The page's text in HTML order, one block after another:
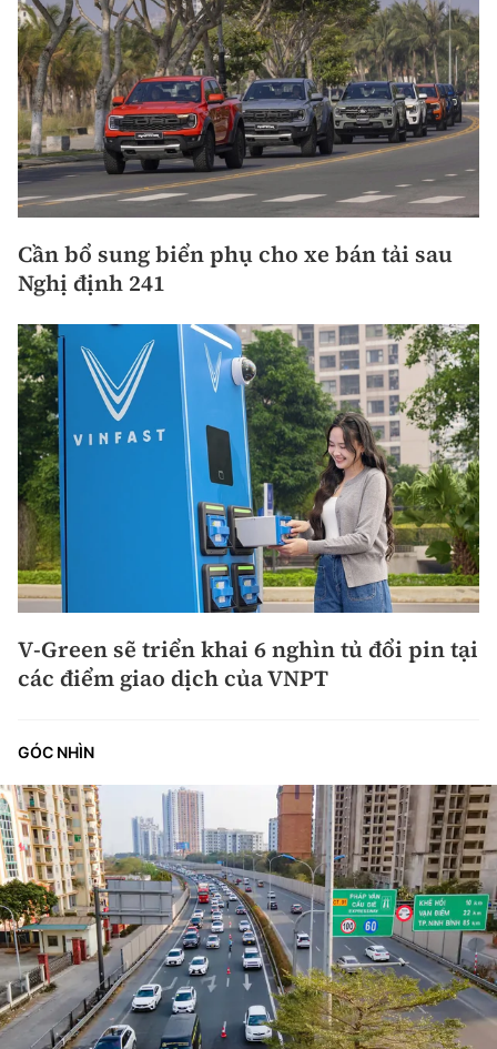
Cần bổ sung biển phụ cho xe bán tải sau
Nghị định 241
V-Green sẽ triển khai 6 nghìn tủ đổi pin tại
các điểm giao dịch của VNPT
GÓC NHÌN